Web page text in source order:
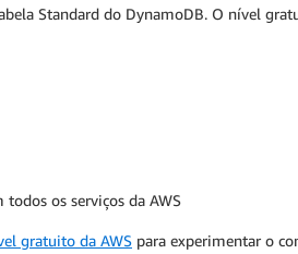
Standard do DynamoDB. O nível
os serviços da AWS
gratuito da AWS para experimentar o